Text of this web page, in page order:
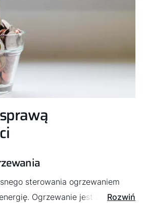
sterowania ogrzewaniem
Ogrzewanie jest zależne
Rozwiń